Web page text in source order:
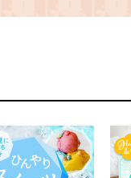
養補給ド
飲料